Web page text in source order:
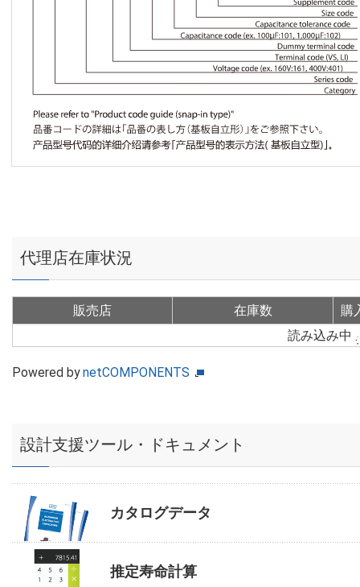
代理店在庫状況
販売店 在庫数
購
読み込み中
Powered bynetCOMPONENTS
設計支援ツール・ドキュメント
カタログデータ
推定寿命計算